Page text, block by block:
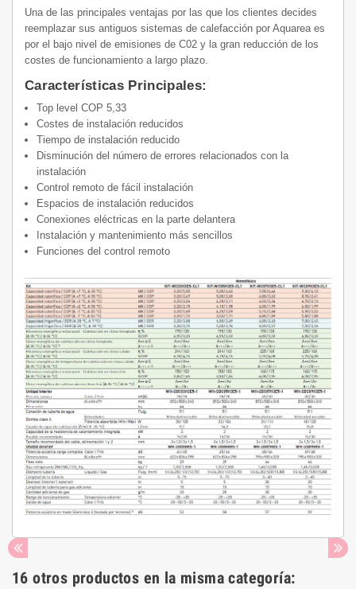
Una de las principales ventajas por las que los clientes decides
reemplazar sus antiguos sistemas de calefacción por Aquarea es
por el bajo nivel de emisiones de C02 y la gran reducción de los
costes de funcionamiento a largo plazo.
Características Principales:
Top level COP 5,33
Costes de instalación reducidos
Tiempo de instalación reducido
Disminución del número de errores relacionados con la
instalación
Control remoto de fácil instalación
Espacios de instalación reducidos
Conexiones eléctricas en la parte delantera
Instalación y mantenimiento más sencillos
Funciones del control remoto
16 otros productos en la misma categoría: